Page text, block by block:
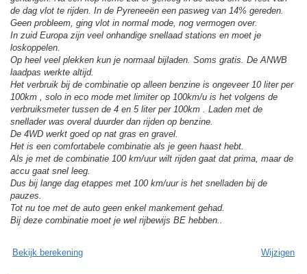
de dag vlot te rijden. In de Pyreneeën een pasweg van 14% gereden.
Geen probleem, ging vlot in normal mode, nog vermogen over.
In zuid Europa zijn veel onhandige snellaad stations en moet je
loskoppelen.
Op heel veel plekken kun je normaal bijladen. Soms gratis. De ANWB
laadpas werkte altijd.
Het verbruik bij de combinatie op alleen benzine is ongeveer 10 liter per
100km , solo in eco mode met limiter op 100km/u is het volgens de
verbruiksmeter tussen de 4 en 5 liter per 100km . Laden met de
snellader was overal duurder dan rijden op benzine.
De 4WD werkt goed op nat gras en gravel.
Het is een comfortabele combinatie als je geen haast hebt.
Als je met de combinatie 100 km/uur wilt rijden gaat dat prima, maar de
accu gaat snel leeg.
Dus bij lange dag etappes met 100 km/uur is het snelladen bij de
pauzes.
Tot nu toe met de auto geen enkel mankement gehad.
Bij deze combinatie moet je wel rijbewijs BE hebben..
Bekijk berekening Wijzigen